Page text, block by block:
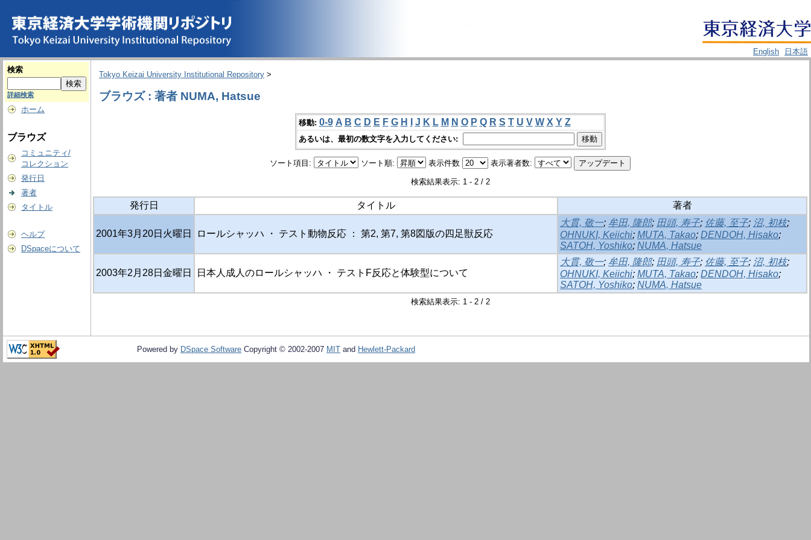
English
日本語
検索
詳細検索
ホーム
ブラウズ
コミュニティ/
コレクション
発行日
著者
タイトル
ヘルプ
DSpaceについて
Tokyo Keizai University Institutional Repository >
ブラウズ : 著者 NUMA, Hatsue
移動: 0-9 A B C D E F G H J K L M N O P Q R S T U V W X Y Z
あるいは、最初の数文字を入力してください:
ソート項目: ソート順: 表示件数 表示著者数:
検索結果表示: 1 - 2 / 2
発行日 タイトル 著者
2001年3月20日火曜日 ロールシャッハ ・ テスト動物反応 ： 第2, 第7, 第8図版の四足獣反応
大貫, 敬一; 牟田, 隆郎; 田頭, 寿子; 佐藤, 至子; 沼, 初枝;
OHNUKI, Keiichi; MUTA, Takao; DENDOH, Hisako;
SATOH, Yoshiko; NUMA, Hatsue
2003年2月28日金曜日 日本人成人のロールシャッハ ・ テストF反応と体験型について
大貫, 敬一; 牟田, 隆郎; 田頭, 寿子; 佐藤, 至子; 沼, 初枝;
OHNUKI, Keiichi; MUTA, Takao; DENDOH, Hisako;
SATOH, Yoshiko; NUMA, Hatsue
検索結果表示: 1 - 2 / 2
Powered by DSpace Software Copyright © 2002-2007 MIT and Hewlett-Packard